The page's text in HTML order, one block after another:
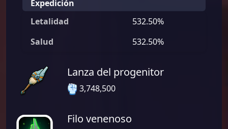
Expedición
Letalidad
532.50%
Salud
532.50%
Lanza del progenitor
3,748,500
Filo venenoso